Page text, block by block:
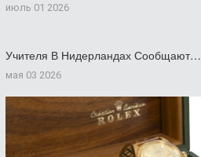
июль 01 2026
Учителя В Нидерландах Сообщают…
мая 03 2026